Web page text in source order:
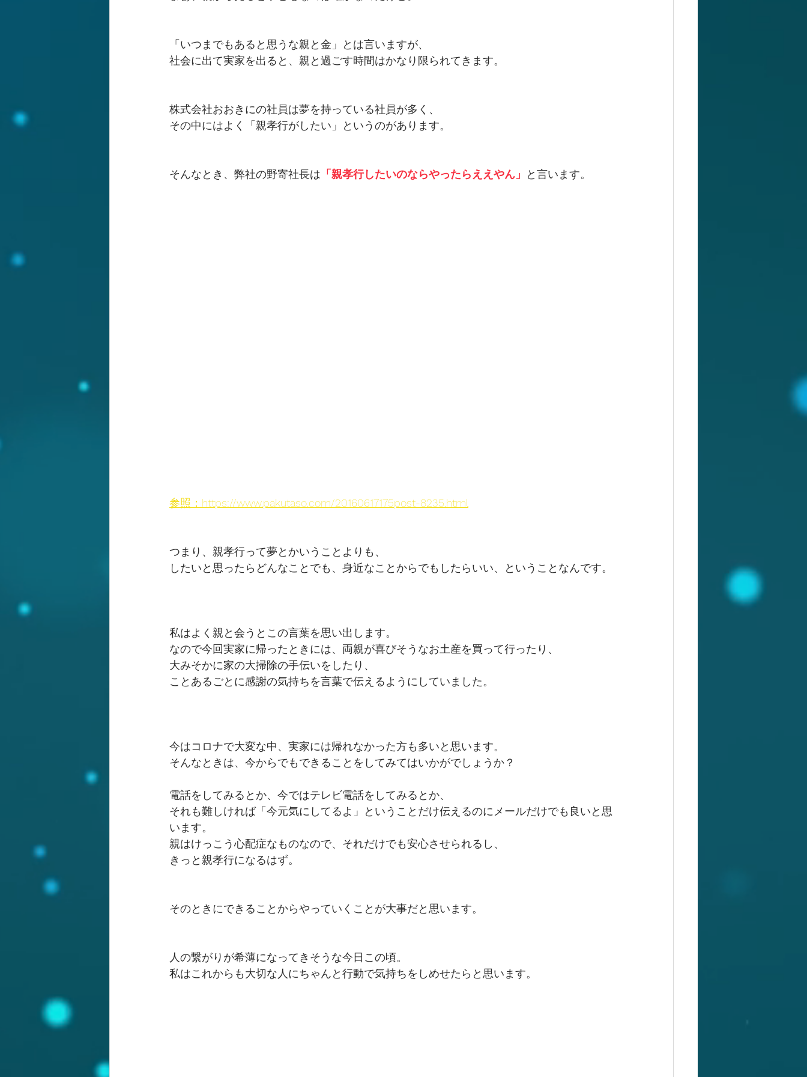
「いつまでもあると思うな親と金」とは言いますが、
社会に出て実家を出ると、親と過ごす時間はかなり限られてきます。
株式会社おおきにの社員は夢を持っている社員が多く、
その中にはよく「親孝行がしたい」というのがあります。
そんなとき、弊社の野寄社長は 「親孝行したいのならやったらええやん」 と言います。
参照：https://www.pakutaso.com/20160617175post-8235.html
つまり、親孝行って夢とかいうことよりも、
したいと思ったらどんなことでも、身近なことからでもしたらいい、ということなんです。
私はよく親と会うとこの言葉を思い出します。
なので今回実家に帰ったときには、両親が喜びそうなお土産を買って行ったり、
大みそかに家の大掃除の手伝いをしたり、
ことあるごとに感謝の気持ちを言葉で伝えるようにしていました。
今はコロナで大変な中、実家には帰れなかった方も多いと思います。
そんなときは、今からでもできることをしてみてはいかがでしょうか？
電話をしてみるとか、今ではテレビ電話をしてみるとか、
それも難しければ「今元気にしてるよ」ということだけ伝えるのにメールだけでも良いと思
います。
親はけっこう心配症なものなので、それだけでも安心させられるし、
きっと親孝行になるはず。
そのときにできることからやっていくことが大事だと思います。
人の繋がりが希薄になってきそうな今日この頃。
私はこれからも大切な人にちゃんと行動で気持ちをしめせたらと思います。